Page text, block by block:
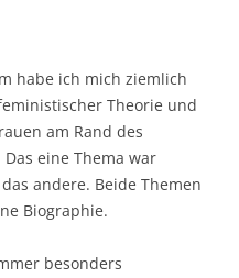
habe ich mich ziemlich
Theorie und
am Rand des
eine Thema war
andere. Beide Themen
Biographie.
besonders